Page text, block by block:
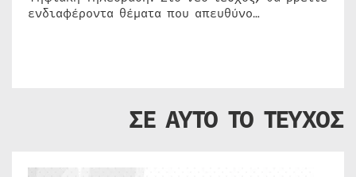
ενδιαφέροντα θέματα που απευθύνο…
ΣΕ ΑΥΤΟ ΤΟ ΤΕΥΧΟΣ